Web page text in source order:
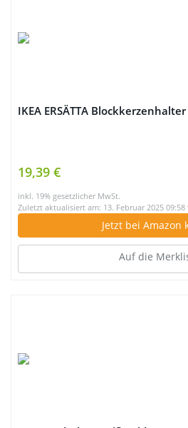
IKEA ERSÄTTA
19,39 €
inkl. 19% gesetzlicher MwSt.
Zuletzt aktualisiert am: 13. Februar 2025 09:58
Jetzt bei Amazon
Auf die